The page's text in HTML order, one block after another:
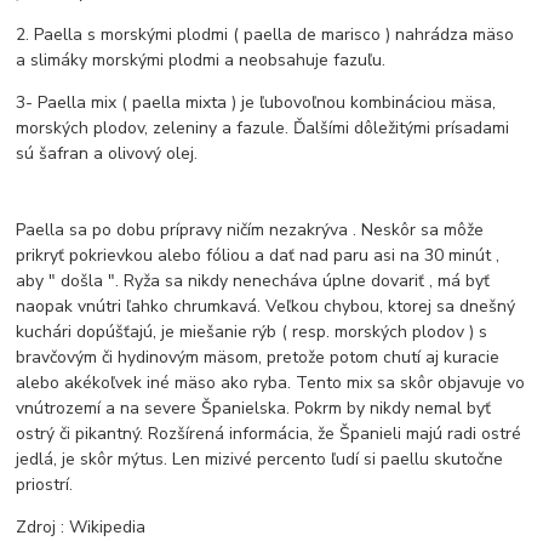
2. Paella s morskými plodmi ( paella de marisco ) nahrádza mäso
a slimáky morskými plodmi a neobsahuje fazuľu.
3- Paella mix ( paella mixta ) je ľubovoľnou kombináciou mäsa,
morských plodov, zeleniny a fazule. Ďalšími dôležitými prísadami
sú šafran a olivový olej.
Paella sa po dobu prípravy ničím nezakrýva .Neskôr sa môže
prikryť pokrievkou alebo fóliou a dať nad paru asi na 30 minút ,
aby " došla ".Ryža sa nikdy nenecháva úplne dovariť , má byť
naopak vnútri ľahko chrumkavá.Veľkou chybou, ktorej sa dnešný
kuchári dopúšťajú, je miešanie rýb ( resp. morských plodov ) s
bravčovým či hydinovým mäsom, pretože potom chutí aj kuracie
alebo akékoľvek iné mäso ako ryba. Tento mix sa skôr objavuje vo
vnútrozemí a na severe Španielska.Pokrm by nikdy nemal byť
ostrý či pikantný.Rozšírená informácia, že Španieli majú radi ostré
jedlá, je skôr mýtus.Len mizivé percento ľudí si paellu skutočne
priostrí.
Zdroj : Wikipedia